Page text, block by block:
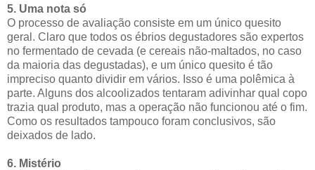
5. Uma nota só
O processo de avaliação consiste em um único quesito
geral. Claro que todos os ébrios degustadores são expertos
no fermentado de cevada (e cereais não-maltados, no caso
da maioria das degustadas), e um único quesito é tão
impreciso quanto dividir em vários. Isso é uma polêmica à
parte. Alguns dos alcoolizados tentaram adivinhar qual copo
trazia qual produto, mas a operação não funcionou até o fim.
Como os resultados tampouco foram conclusivos, são
deixados de lado.
6. Mistério